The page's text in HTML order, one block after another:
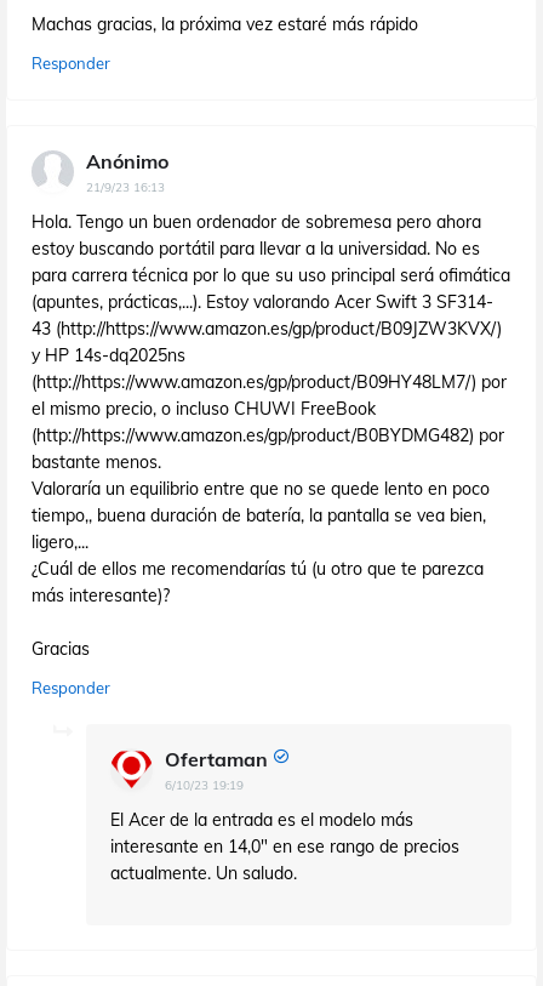
Machas gracias, la próxima vez estaré más rápido
Responder
Anónimo
21/9/23 16:13
Hola. Tengo un buen ordenador de sobremesa pero ahora
estoy buscando portátil para llevar a la universidad. No es
para carrera técnica por lo que su uso principal será ofimática
(apuntes, prácticas,...). Estoy valorando Acer Swift 3 SF314-
43 (http://https://www.amazon.es/gp/product/B09JZW3KVX/)
y HP 14s-dq2025ns
(http://https://www.amazon.es/gp/product/B09HY48LM7/) por
el mismo precio, o incluso CHUWI FreeBook
(http://https://www.amazon.es/gp/product/B0BYDMG482) por
bastante menos.
Valoraría un equilibrio entre que no se quede lento en poco
tiempo,, buena duración de batería, la pantalla se vea bien,
ligero,...
¿Cuál de ellos me recomendarías tú (u otro que te parezca
más interesante)?
Gracias
Responder
Ofertaman
6/10/23 19:19
El Acer de la entrada es el modelo más
interesante en 14,0" en ese rango de precios
actualmente. Un saludo.